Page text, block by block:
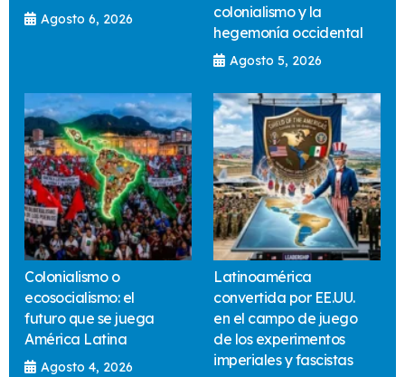
Agosto 6, 2026
colonialismo y la
hegemonía occidental
Agosto 5, 2026
Colonialismo o
ecosocialismo: el
futuro que se juega
América Latina
Agosto 4, 2026
Latinoamérica
convertida por EE.UU.
en el campo de juego
de los experimentos
imperiales y fascistas